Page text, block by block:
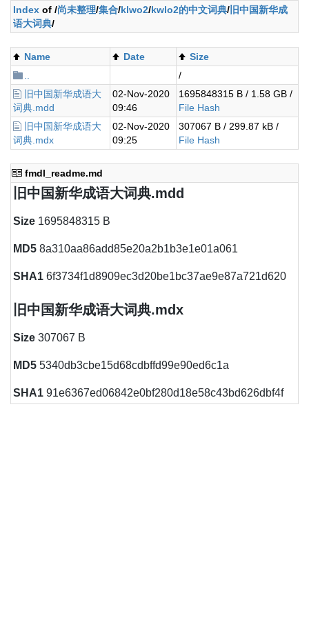
Index of /尚未整理/集合/klwo2/kwlo2的中文词典/ 旧中国新华成
语大词典/
Name Date
Size
/
旧中国新华成语大
词典.mdd
02-Nov-2020
09:46
1695848315 B / 1.58 GB /
File Hash
旧中国新华成语大
词典.mdx
02-Nov-2020
09:25
307067 B / 299.87 kB /
File Hash
fmdl_readme.md
旧中国新华成语大词典.mdd
Size 1695848315 B
MD5 8a310aa86add85e20a2b1b3e1e01a061
SHA1 6f3734f1d8909ec3d20be1bc37ae9e87a721d620
旧中国新华成语大词典.mdx
Size 307067 B
MD5 5340db3cbe15d68cdbffd99e90ed6c1a
SHA1 91e6367ed06842e0bf280d18e58c43bd626dbf4f